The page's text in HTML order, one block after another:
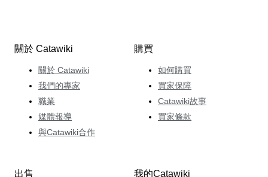
關於 Catawiki
關於 Catawiki
我們的專家
職業
媒體報導
與Catawiki合作
購買
如何購買
買家保障
Catawiki故事
買家條款
出售 我的Catawiki